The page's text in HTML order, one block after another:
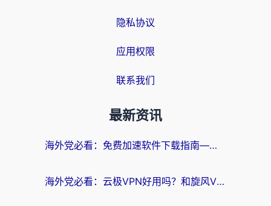
隐私协议
应用权限
联系我们
最新资讯
海外党必看：免费加速软件下载指南——无缝访问国内资源的正确打开方式
海外党必看：云极VPN好用吗？和旋风VPN对比哪个回国效果更好？附真实体验+选择攻略